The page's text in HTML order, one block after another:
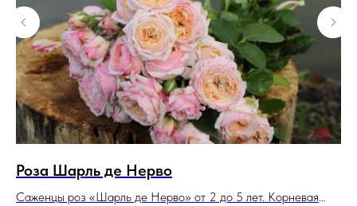
Роза Шарль де Нерво
Саженцы роз «Шарль де Нерво» от 2 до 5 лет. Корневая